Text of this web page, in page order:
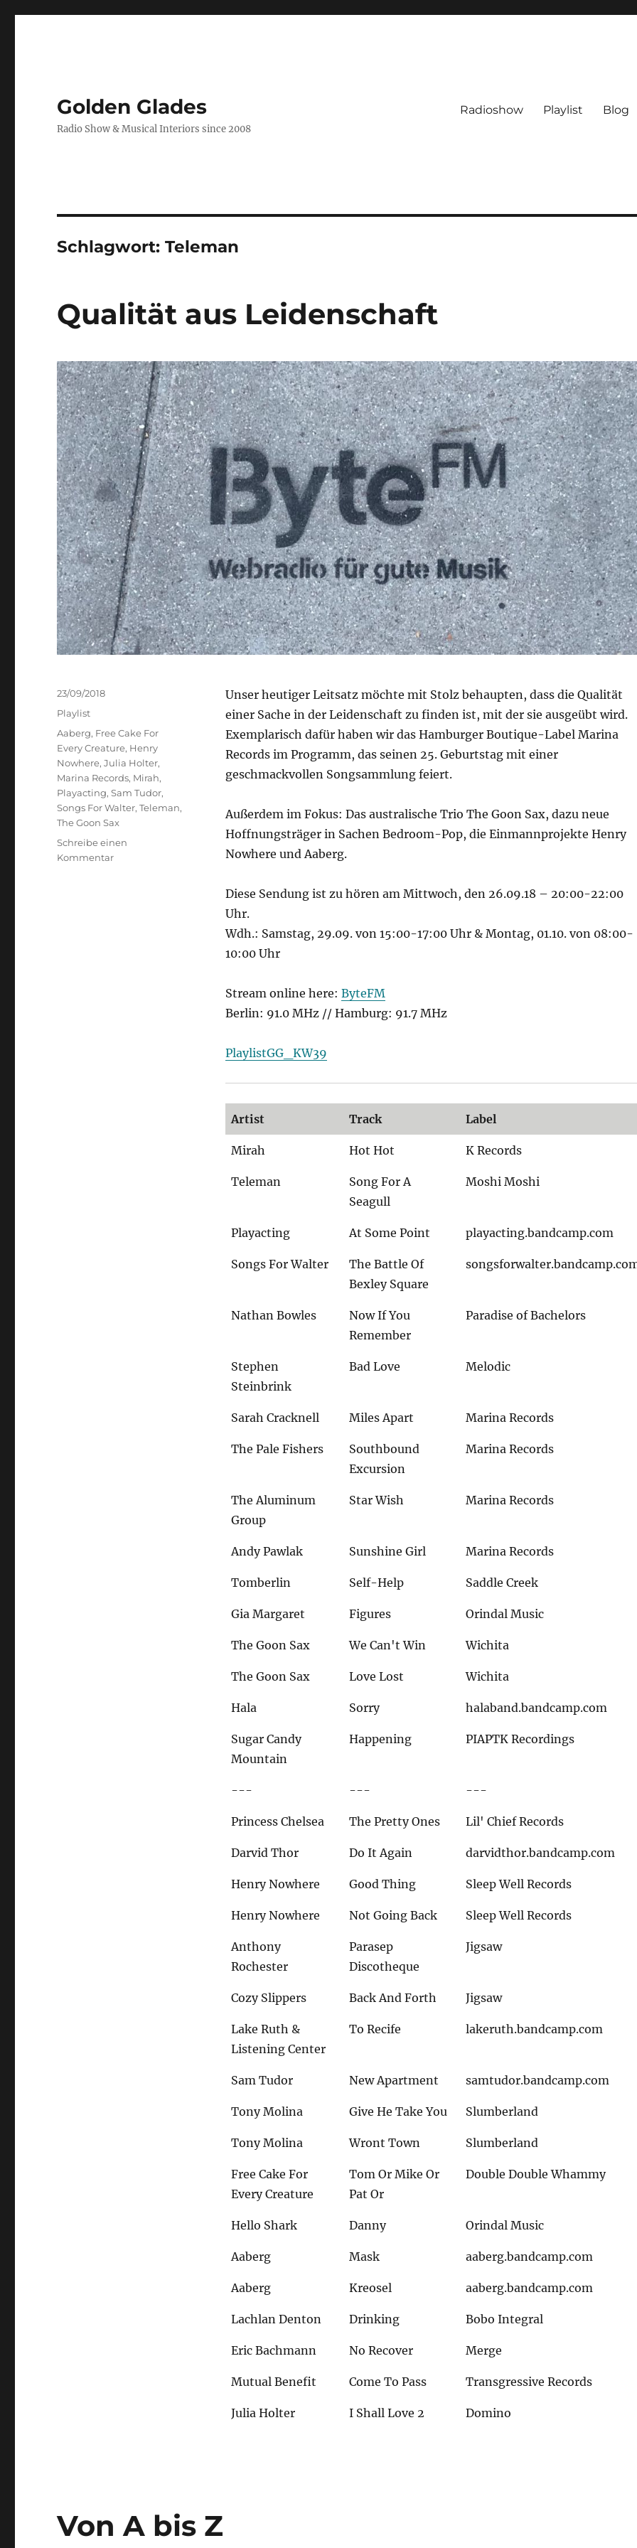
Golden Glades
Radio Show & Musical Interiors since 2008
Radioshow Playlist Blog
Schlagwort:Teleman
Qualität aus Leidenschaft
Unser heutiger Leitsatz möchte mit Stolz behaupten, dass die Qualität
einer Sache in der Leidenschaft zu finden ist, mit der sie ausgeübt wird.
Exemplarisch dafür haben wir das Hamburger Boutique-Label Marina
Records im Programm, das seinen 25. Geburtstag mit einer
geschmackvollen Songsammlung feiert.
Außerdem im Fokus: Das australische Trio The Goon Sax, dazu neue
Hoffnungsträger in Sachen Bedroom-Pop, die Einmannprojekte Henry
Nowhere und Aaberg.
Diese Sendung ist zu hören am Mittwoch, den 26.09.18 – 20:00-22:00
Uhr.
Wdh.: Samstag, 29.09. von 15:00-17:00 Uhr & Montag, 01.10. von 08:00-
10:00 Uhr
Stream online here: ByteFM
Berlin: 91.0 MHz // Hamburg: 91.7 MHz
PlaylistGG_KW39
Artist Track Label
Mirah Hot Hot K Records
Teleman
Song For A
Seagull
Moshi Moshi
Playacting At Some Point playacting.bandcamp.com
Songs For Walter
The Battle Of
Bexley Square
Nathan Bowles
Now If You
Remember
Paradise of Bachelors
Stephen
Steinbrink
Bad Love Melodic
Sarah Cracknell Miles Apart Marina Records
The Pale Fishers
Southbound
Excursion
Marina Records
The Aluminum
Group
Star Wish Marina Records
Andy Pawlak Sunshine Girl Marina Records
Tomberlin Self-Help Saddle Creek
Gia Margaret Figures Orindal Music
The Goon Sax We Can't Win Wichita
The Goon Sax Love Lost Wichita
Hala Sorry halaband.bandcamp.com
Sugar Candy
Mountain
Happening PIAPTK Recordings
--- --- ---
Princess Chelsea The Pretty Ones Lil' Chief Records
Darvid Thor Do It Again darvidthor.bandcamp.com
Henry Nowhere Good Thing Sleep Well Records
Henry Nowhere Not Going Back Sleep Well Records
Anthony
Rochester
Parasep
Discotheque
Jigsaw
Cozy Slippers Back And Forth Jigsaw
Lake Ruth &
Listening Center
To Recife lakeruth.bandcamp.com
Sam Tudor New Apartment samtudor.bandcamp.com
Tony Molina Give He Take You Slumberland
Tony Molina Wront Town Slumberland
Free Cake For
Every Creature
Tom Or Mike Or
Pat Or
Double Double Whammy
Hello Shark Danny Orindal Music
Aaberg Mask aaberg.bandcamp.com
Aaberg Kreosel aaberg.bandcamp.com
Lachlan Denton Drinking Bobo Integral
Eric Bachmann No Recover Merge
Mutual Benefit Come To Pass Transgressive Records
Julia Holter I Shall Love 2 Domino
Veröffentlicht
am
23/09/2018
Kategorien
Playlist
Schlagwörter
Aaberg, Free Cake For
Every Creature, Henry
Nowhere,Julia Holter,
Marina Records, Mirah,
Playacting,Sam Tudor,
Songs For Walter,Teleman,
The Goon Sax
Schreibe einen
Kommentarzu
Von A bis Z